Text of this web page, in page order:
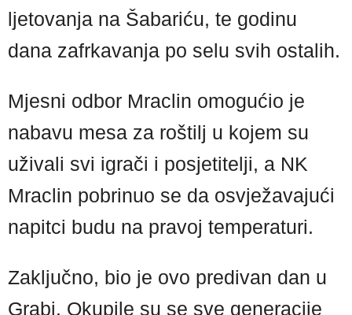
ljetovanja na Šabariću, te godinu
dana zafrkavanja po selu svih ostalih.
Mjesni odbor Mraclin omogućio je
nabavu mesa za roštilj u kojem su
uživali svi igrači i posjetitelji, a NK
Mraclin pobrinuo se da osvježavajući
napitci budu na pravoj temperaturi.
Zaključno, bio je ovo predivan dan u
Grabi. Okupile su se sve generacije